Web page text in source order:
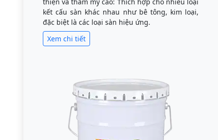
kết cấu sàn khác nhau như bê tông, kim loại,
đặc biệt là các loại sàn hiệu ứng.
Xem chi tiết